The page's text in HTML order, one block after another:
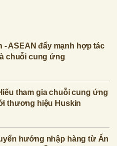
- ASEAN đẩy mạnh hợp tác
chuỗi cung ứng
tham gia chuỗi cung ứng
thương hiệu Huskin
hướng nhập hàng từ Ấn